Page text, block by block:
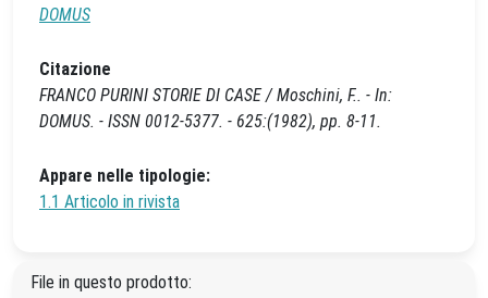
DOMUS
Citazione
FRANCO PURINI STORIE DI CASE / Moschini, F.. - In:
DOMUS. - ISSN 0012-5377. - 625:(1982), pp. 8-11.
Appare nelle tipologie:
1.1 Articolo in rivista
File in questo prodotto: